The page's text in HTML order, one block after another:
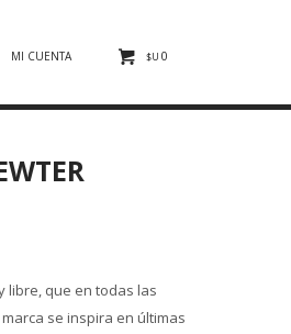
$U 0
libre, que en todas las
se inspira en últimas